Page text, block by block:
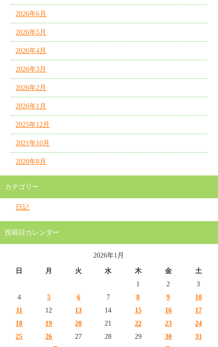
2026年6月
2026年5月
2026年4月
2026年3月
2026年2月
2026年1月
2025年12月
2021年10月
2020年8月
カテゴリー
日記
投稿日カレンダー
2026年1月
日 月 火 水 木 金 土
1 2
3
4
5 6 7 8 9
10
11
12 13 14 15 16
17
18
19 20 21 22 23
24
25
26 27 28 29 30 31